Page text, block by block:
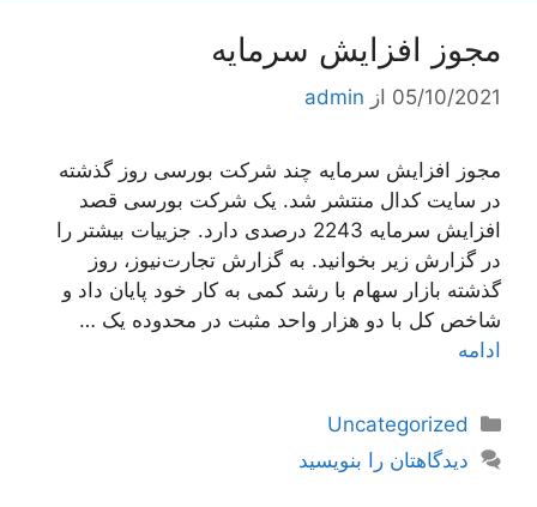
مجوز افزایش سرمایه
05/10/2021 از admin
مجوز افزایش سرمایه چند شرکت بورسی روز گذشته
در سایت کدال منتشر شد. یک شرکت بورسی قصد
افزایش سرمایه 2243 درصدی دارد. جزییات بیشتر را
در گزارش زیر بخوانید. به گزارش تجارت‌نیوز، روز
گذشته بازار سهام با رشد کمی به کار خود پایان داد و
شاخص کل با دو هزار واحد مثبت در محدوده یک …
ادامه
دسته‌ها
Uncategorized
دیدگاهتان را بنویسید